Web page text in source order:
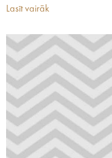
Lasīt vairāk